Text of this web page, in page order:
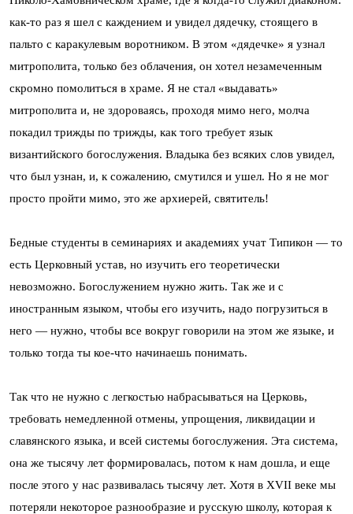
как-то раз я шел с каждением и увидел дядечку, стоящего в
пальто с каракулевым воротником. В этом «дядечке» я узнал
митрополита, только без облачения, он хотел незамеченным
скромно помолиться в храме. Я не стал «выдавать»
митрополита и, не здороваясь, проходя мимо него, молча
покадил трижды по трижды, как того требует язык
византийского богослужения. Владыка без всяких слов увидел,
что был узнан, и, к сожалению, смутился и ушел. Но я не мог
просто пройти мимо, это же архиерей, святитель!
Бедные студенты в семинариях и академиях учат Типикон — то
есть Церковный устав, но изучить его теоретически
невозможно. Богослужением нужно жить. Так же и с
иностранным языком, чтобы его изучить, надо погрузиться в
него — нужно, чтобы все вокруг говорили на этом же языке, и
только тогда ты кое-что начинаешь понимать.
Так что не нужно с легкостью набрасываться на Церковь,
требовать немедленной отмены, упрощения, ликвидации и
славянского языка, и всей системы богослужения. Эта система,
она же тысячу лет формировалась, потом к нам дошла, и еще
после этого у нас развивалась тысячу лет. Хотя в XVII веке мы
потеряли некоторое разнообразие и русскую школу, которая к